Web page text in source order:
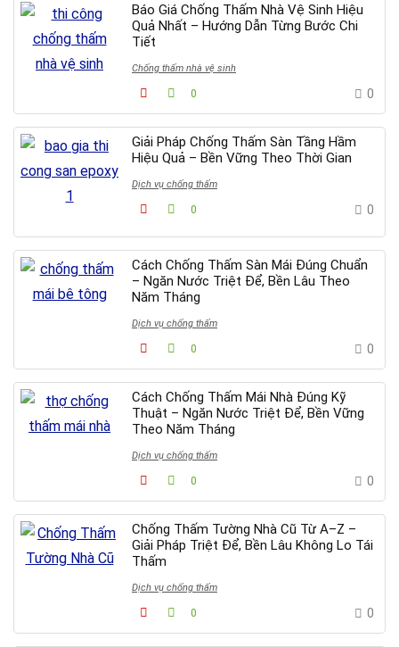
Báo Giá Chống Thấm Nhà Vệ Sinh Hiệu
Quả Nhất – Hướng Dẫn Từng Bước Chi
Tiết
Chống thấm nhà vệ sinh
0 0
Giải Pháp Chống Thấm Sàn Tầng Hầm
Hiệu Quả – Bền Vững Theo Thời Gian
Dịch vụ chống thấm
0 0
Cách Chống Thấm Sàn Mái Đúng Chuẩn
– Ngăn Nước Triệt Để, Bền Lâu Theo
Năm Tháng
Dịch vụ chống thấm
0 0
Cách Chống Thấm Mái Nhà Đúng Kỹ
Thuật – Ngăn Nước Triệt Để, Bền Vững
Theo Năm Tháng
Dịch vụ chống thấm
0 0
Chống Thấm Tường Nhà Cũ Từ A–Z –
Giải Pháp Triệt Để, Bền Lâu Không Lo Tái
Thấm
Dịch vụ chống thấm
0 0